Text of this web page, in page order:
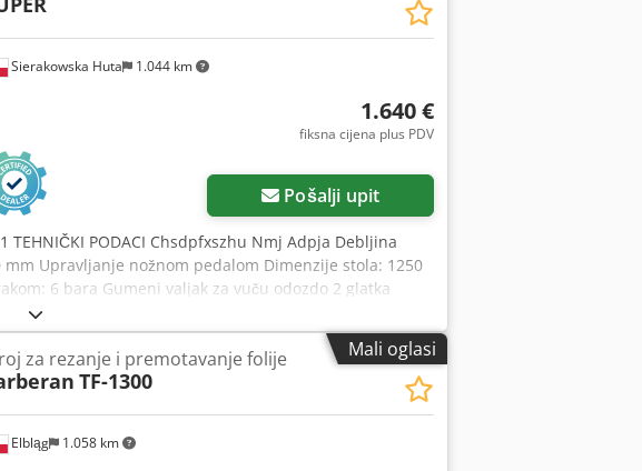
Sierakowska Huta 1.044 km
1.640 €
fiksna cijena plus PDV
Pošalji upit
TEHNIČKI PODACI Chsdpfxszhu Nmj Adpja Debljina
Upravljanje nožnom pedalom Dimenzije stola: 1250
6 bara Gumeni valjak za vuču odozdo 2 glatka
D/Š/V: 1400 x 550 x 1500 mm Težina: 205 kg –
– Vrlo dobro stanje – Korištena spajalica Neto
4,2 EUR (Cijene se mogu mijenjati s većim kolebanjima)
Mali oglasi
Elbląg 1.058 km
za rezanje i premotavanje folije
TF-1300